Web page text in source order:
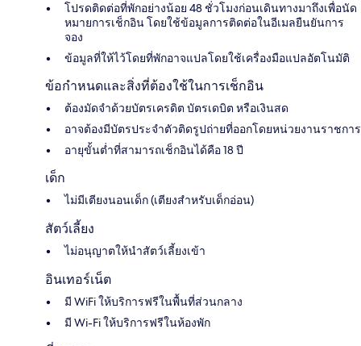
โปรดติดต่อที่พักอย่างน้อย 48 ชั่วโมงก่อนเดินทางมาถึงเพื่อนัด
หมายการเช็กอิน โดยใช้ข้อมูลการติดต่อในอีเมลยืนยันการ
จอง
ข้อมูลที่ให้ไว้โดยที่พักอาจแปลโดยใช้เครื่องมือแปลอัตโนมัติ
ข้อกำหนดและสิ่งที่ต้องใช้ในการเช็กอิน
ต้องมัดจำด้วยบัตรเครดิต บัตรเดบิต หรือเงินสด
อาจต้องมีบัตรประจำตัวติดรูปถ่ายที่ออกโดยหน่วยงานราชการ
อายุขั้นต่ำที่สามารถเช็กอินได้คือ 18 ปี
เด็ก
ไม่มีเตียงนอนเด็ก (เตียงสำหรับเด็กอ่อน)
สัตว์เลี้ยง
ไม่อนุญาตให้นำสัตว์เลี้ยงเข้า
อินเทอร์เน็ต
มี WiFi ให้บริการฟรีในพื้นที่ส่วนกลาง
มี Wi-Fi ให้บริการฟรีในห้องพัก